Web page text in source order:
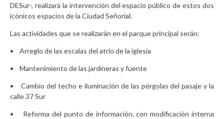
DESur-, realizará la intervención del espacio público de estos dos
icónicos espacios de la Ciudad Señorial.
Las actividades que se realizarán en el parque principal serán:
• Arreglo de las escalas del atrio de la iglesia
• Mantenimiento de las jardineras y fuente
• Cambio del techo e iluminación de las pérgolas del pasaje y la
calle 37 Sur
• Reforma del punto de información, con modificación interna